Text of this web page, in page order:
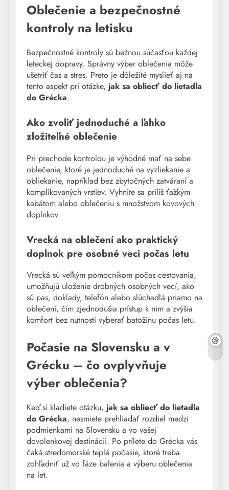
Oblečenie a bezpečnostné
kontroly na letisku
Bezpečnostné kontroly sú bežnou súčasťou každej
leteckej dopravy. Správny výber oblečenia môže
ušetriť čas a stres. Preto je dôležité myslieť aj na
tento aspekt pri otázke, jak sa obliecť do lietadla
do Grécka.
Ako zvoliť jednoduché a ľahko
zložiteľné oblečenie
Pri prechode kontrolou je výhodné mať na sebe
oblečenie, ktoré je jednoduché na vyzliekanie a
obliekanie, napríklad bez zbytočných zatváraní a
komplikovaných vrstiev. Vyhnite sa príliš ťažkým
kabátom alebo oblečeniu s množstvom kovových
doplnkov.
Vrecká na oblečení ako praktický
doplnok pre osobné veci počas letu
Vrecká sú veľkým pomocníkom počas cestovania,
umožňujú uloženie drobných osobných vecí, ako
sú pas, doklady, telefón alebo slúchadlá priamo na
oblečení, čím zjednodušia prístup k nim a zvýšia
komfort bez nutnosti vyberať batožinu počas letu.
Počasie na Slovensku a v
Grécku – čo ovplyvňuje
výber oblečenia?
Keď si kladiete otázku, jak sa obliecť do lietadla
do Grécka, nesmiete prehliadať rozdiel medzi
podmienkami na Slovensku a vo vašej
dovolenkovej destinácii. Po prílete do Grécka vás
čaká stredomorské teplé počasie, ktoré treba
zohľadniť už vo fáze balenia a výberu oblečenia
na let.